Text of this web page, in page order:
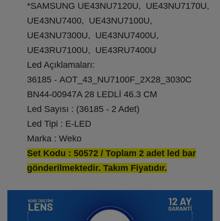
*SAMSUNG UE43NU7120U, UE43NU7170U,
UE43NU7400, UE43NU7100U,
UE43NU7300U, UE43NU7400U,
UE43RU7100U, UE43RU7400U
Led Açıklamaları:
36185 - AOT_43_NU7100F_2X28_3030C
BN44-00947A 28 LEDLİ 46.3 CM
Led Sayısı : (36185 - 2 Adet)
Led Tipi : E-LED
Marka : Weko
Set Kodu : 50572 / Toplam 2 adet led bar
gönderilmektedir. Takım Fiyatıdır.